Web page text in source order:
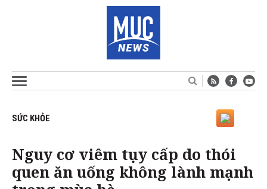
SỨC KHỎE
Nguy cơ viêm tụy cấp do thói
quen ăn uống không lành mạnh